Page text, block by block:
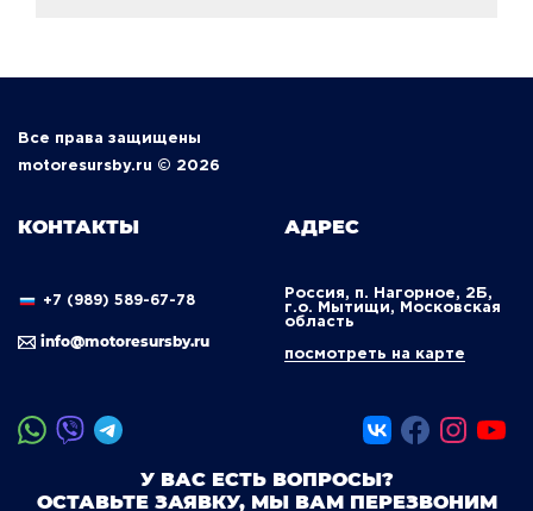
Все права защищены
motoresursby.ru © 2026
КОНТАКТЫ
+7 (989) 589-67-78
info@motoresursby.ru
АДРЕС
Россия, п. Нагорное, 2Б,
г.о. Мытищи, Московская
область
посмотреть на карте
У ВАС ЕСТЬ ВОПРОСЫ?
ОСТАВЬТЕ ЗАЯВКУ, МЫ ВАМ ПЕРЕЗВОНИМ